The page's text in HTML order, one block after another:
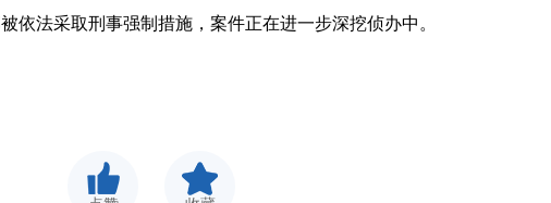
依法采取刑事强制措施，案件正在进一步深挖侦办中。